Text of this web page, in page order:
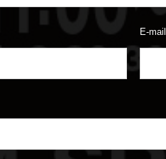
E-mail